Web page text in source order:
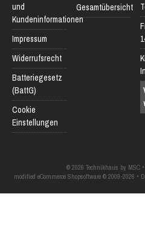
und
Kundeninformationen
Impressum
Widerrufsrecht
Batteriegesetz
(BattG)
Cookie
Einstellungen
Gesamtübersicht
© 2026 Technikhaus by MSC
modified eCommerce Shopsoftware © 2009-2026